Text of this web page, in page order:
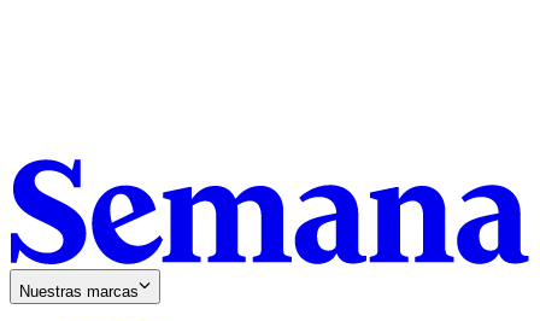
Nuestras marcas